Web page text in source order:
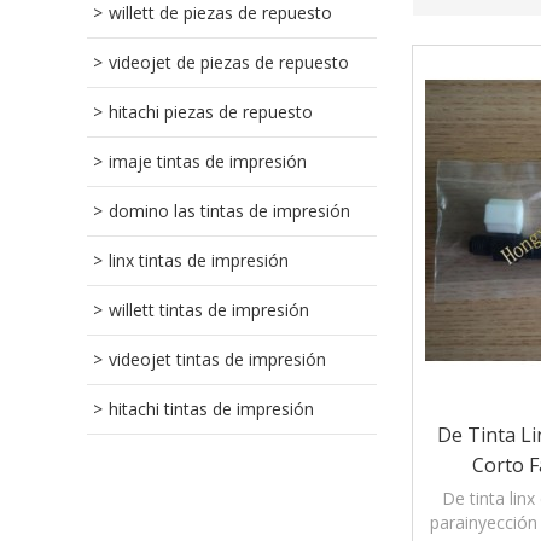
willett de piezas de repuesto
videojet de piezas de repuesto
hitachi piezas de repuesto
imaje tintas de impresión
domino las tintas de impresión
linx tintas de impresión
willett tintas de impresión
videojet tintas de impresión
hitachi tintas de impresión
De Tinta
Corto
De tinta